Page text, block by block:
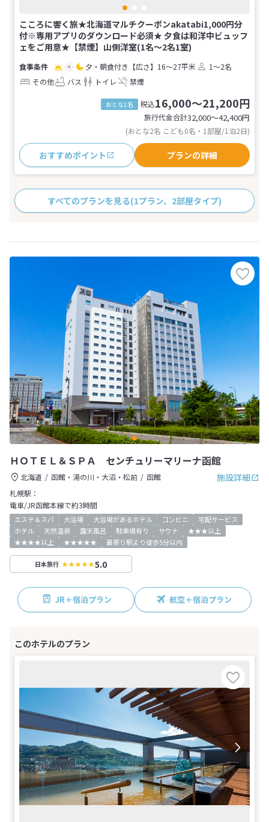
こころに響く旅★北海道マルチクーポンakatabi1,000円分
付※専用アプリのダウンロード必須★ 夕食は和洋中ビュッフ
ェをご用意★【禁煙】山側洋室(1名～2名1室)
夕・朝食付き 【広さ】16～27平米
1～2名
その他
バス トイレ 禁煙
おとな1名 税込16,000～21,200円
旅行代金合計32,000〜42,400円
(おとな2名 こども0名・1部屋/1泊2日)
おすすめポイント プランの詳細
すべてのプランを見る(1プラン、2部屋タイプ)
ＨＯＴＥＬ＆ＳＰＡ センチュリーマリーナ函館
施設詳細
北海道 函館・湯の川・大沼・松前
函館
札幌駅：
電車/JR函館本線で約3時間
エステ＆スパ 大浴場 大浴場があるホテル コンビニ
宅配サービス
ホテル
天然温泉 露天風呂 駐車場有り サウナ
★★★以上
★★★★以上
★★★★★ 最寄り駅より徒歩5分以内
日本旅行 5.0
JR＋宿泊プラン 航空＋宿泊プラン